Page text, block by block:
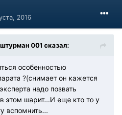
2016
001 сказал:
особенностью
?(снимает он кажется
надо позвать
этом шарит...И еще кто то у
вспомнить...